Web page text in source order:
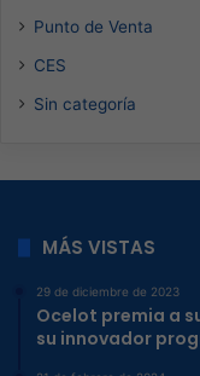
Punto de Venta
CES
Sin categoría
MÁS VISTAS
29 de diciembre de 2023
Ocelot premia a
su innovador